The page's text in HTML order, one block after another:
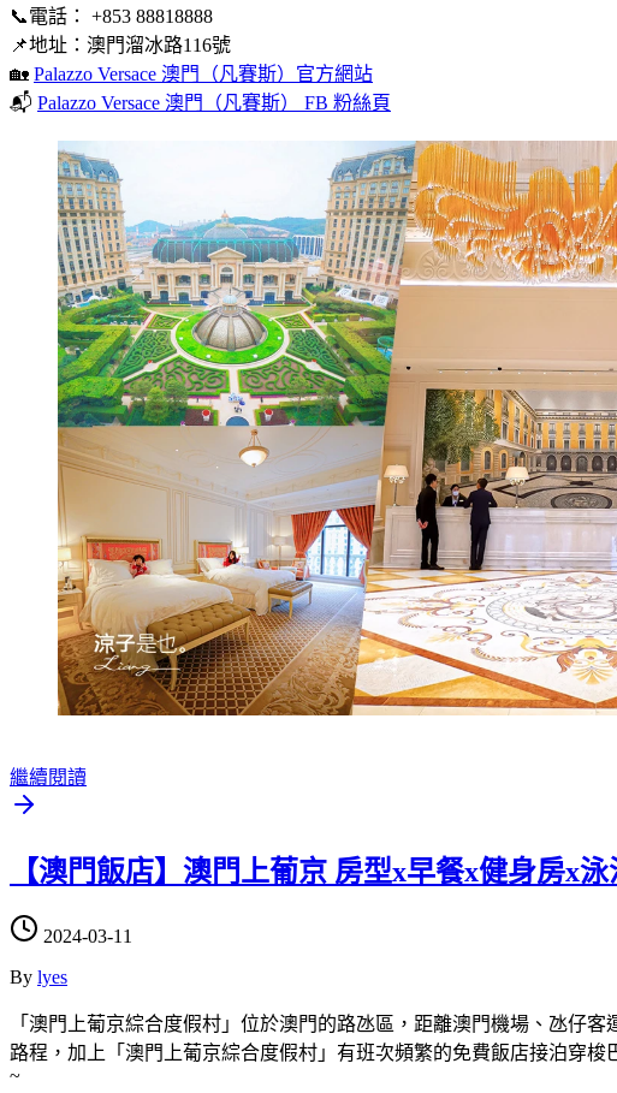
📞電話： +853 88818888
📌地址：澳門溜冰路116號
🏡 Palazzo Versace 澳門（凡賽斯）官方網站
📬 Palazzo Versace 澳門（凡賽斯） FB 粉絲頁
繼續閱讀
【澳門飯店】澳門上葡京 房型x早餐x健身房x
2024-03-11
By lyes
「澳門上葡京綜合度假村」位於澳門的路氹區，距離澳門機場、氹仔
路程，加上「澳門上葡京綜合度假村」有班次頻繁的免費飯店接泊穿
~